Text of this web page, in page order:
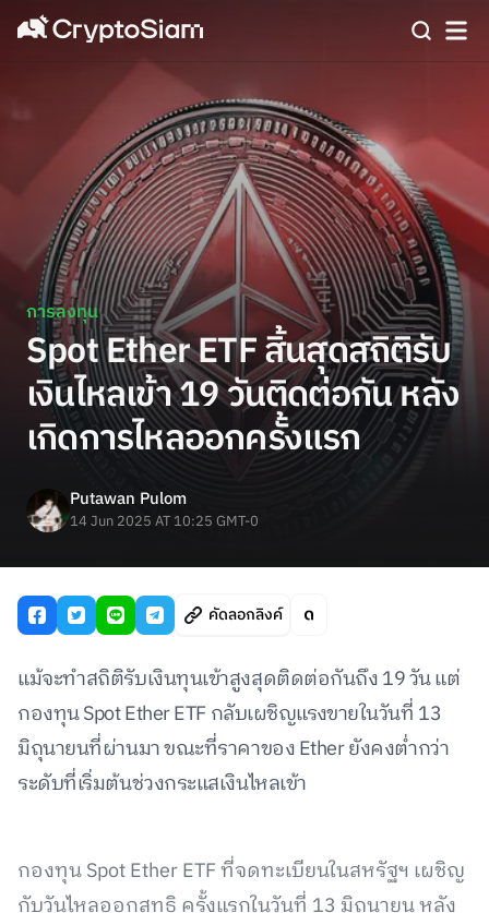
การลงทุน
Spot Ether ETF สิ้นสุดสถิติรับ
เงินไหลเข้า 19 วันติดต่อกัน หลัง
เกิดการไหลออกครั้งแรก
Putawan Pulom
14 Jun 2025 AT 10:25 GMT-0
คัดลอกลิงค์
แม้จะทำสถิติรับเงินทุนเข้าสูงสุดติดต่อกันถึง 19 วัน แต่
กองทุน Spot Ether ETF กลับเผชิญแรงขายในวันที่ 13
มิถุนายนที่ผ่านมา ขณะที่ราคาของ Ether ยังคงต่ำกว่า
ระดับที่เริ่มต้นช่วงกระแสเงินไหลเข้า
กองทุน Spot Ether ETF ที่จดทะเบียนในสหรัฐฯ เผชิญ
กับวันไหลออกสุทธิ ครั้งแรกในวันที่ 13 มิถุนายน หลัง